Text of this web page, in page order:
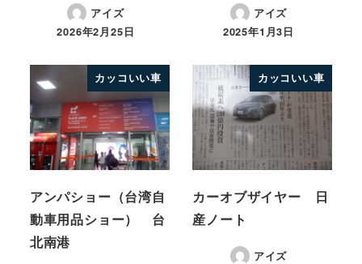
アイズ
2026年2月25日
アイズ
2025年1月3日
カッコいい車
アンパショー（台湾自
動車用品ショー） 台
北南港
カッコいい車
カーオブザイヤー 日
産ノート
アイズ